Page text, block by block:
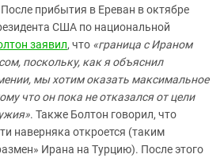
прибытия в Ереван в октябре
США по национальной
заявил, что «граница с Ираном
поскольку, как я объяснил
мы хотим оказать максимальное
что он пока не отказался от цели
. Также Болтон говорил, что
наверняка откроется (таким
Ирана на Турцию). После этого